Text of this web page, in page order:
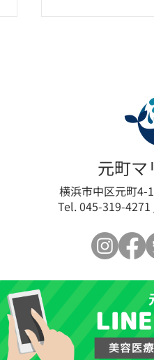
白玉点滴始めま
元町マ
横浜市中区元町4-
Tel. 045-319-